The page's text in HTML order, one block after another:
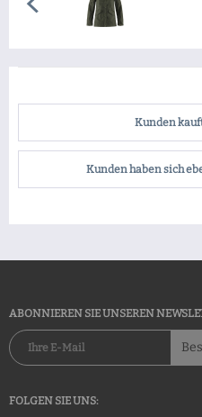
Kunden
Kunden haben sich
ABONNIEREN SIE UNSEREN
FOLGEN SIE UNS: